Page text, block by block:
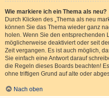
Wie markiere ich ein Thema als neu?
Durch Klicken des „Thema als neu
können Sie das Thema wieder ganz
holen. Wenn Sie den entsprechenden
möglicherweise deaktiviert oder seit
Zeit vergangen. Es ist auch möglich,
Sie einfach eine Antwort darauf
die Regeln dieses Boards beachten!
ohne triftigen Grund auf alte oder
Nach oben